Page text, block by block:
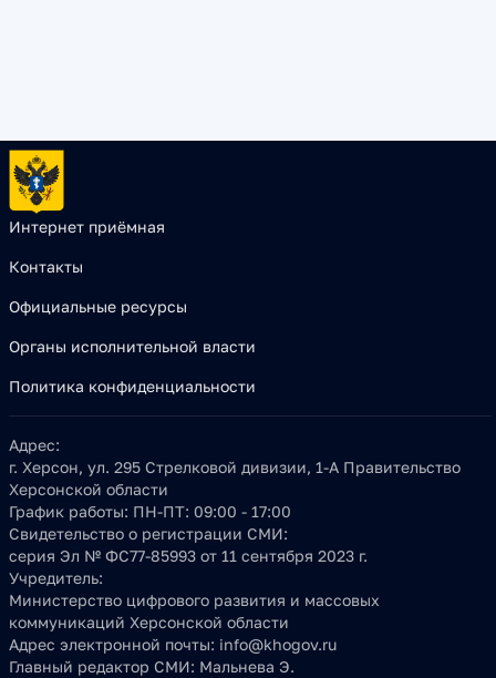
Интернет приёмная
Контакты
Официальные ресурсы
Органы исполнительной власти
Политика конфиденциальности
Адрес:
г. Херсон, ул. 295 Стрелковой дивизии, 1-А Правительство
Херсонской области
График работы: ПН-ПТ: 09:00 - 17:00
Свидетельство о регистрации СМИ:
серия Эл № ФС77-85993 от 11 сентября 2023 г.
Учредитель:
Министерство цифрового развития и массовых
коммуникаций Херсонской области
Адрес электронной почты: info@khogov.ru
Главный редактор СМИ: Мальнева Э.